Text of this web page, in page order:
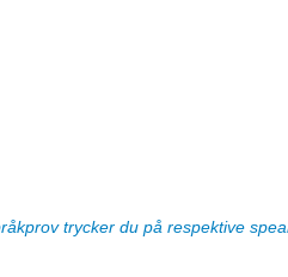
trycker du på respektive